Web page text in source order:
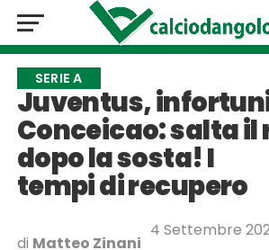
SERIE A
Juventus,
Conceicao: salta il
dopo la sosta! I
tempi di recupero
di Matteo Zinani
4 Settembre